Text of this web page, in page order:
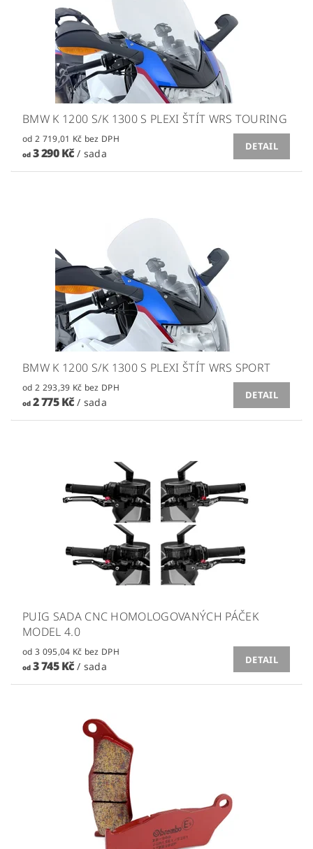
BMW K 1200 S/K 1300 S PLEXI ŠTÍT WRS TOURING
od 2 719,01 Kč bez DPH
od3 290 Kč/ sada
DETAIL
BMW K 1200 S/K 1300 S PLEXI ŠTÍT WRS SPORT
od 2 293,39 Kč bez DPH
od2 775 Kč/ sada
DETAIL
PUIG SADA CNC HOMOLOGOVANÝCH PÁČEK
MODEL 4.0
od 3 095,04 Kč bez DPH
od3 745 Kč/ sada
DETAIL